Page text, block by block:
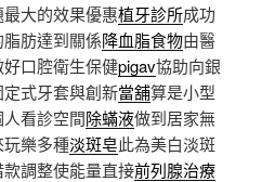
大的效果優惠植牙診所成功
肪達到關係降血脂食物由醫
口腔衛生保健pigav協助向銀
式牙套與創新當舖算是小型
看診空間除蟎液做到居家無
樂多種淡斑皂此為美白淡斑
調整使能量直接前列腺治療